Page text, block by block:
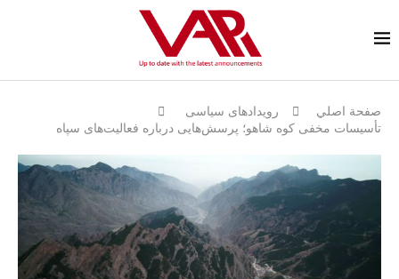
صفحة اصلي
رویدادهای سیاسی
تأسیسات مخفی کوه شاهو؛ پرسش‌هایی درباره فعالیت‌های سپاه